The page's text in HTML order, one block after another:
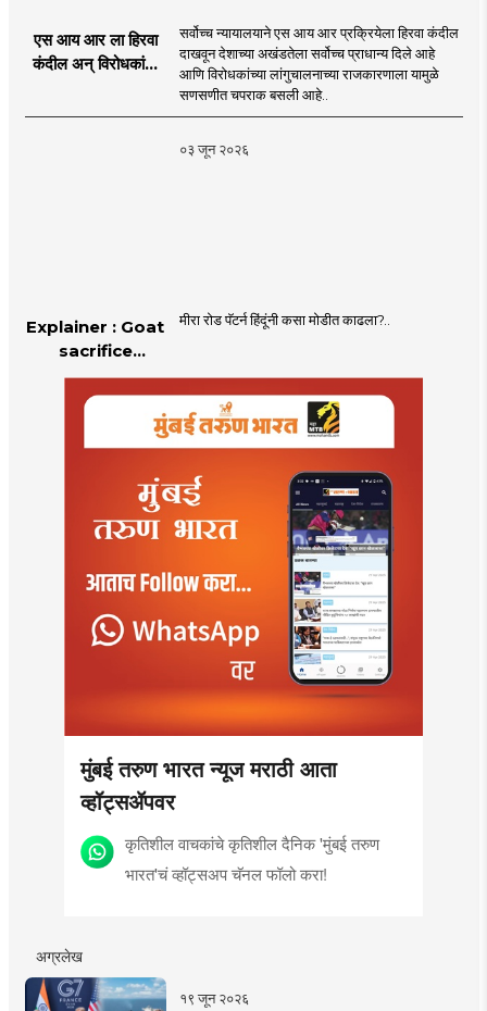
एस आय आर ला हिरवा
कंदील अन् विरोधकांना
सर्वोच्च न्यायालयाने एस आय आर प्रक्रियेला हिरवा कंदील
दाखवून देशाच्या अखंडतेला सर्वोच्च प्राधान्य दिले आहे
आणि विरोधकांच्या लांगुचालनाच्या राजकारणाला यामुळे
सणसणीत चपराक बसली आहे..
०३ जून २०२६
Explainer : Goat
sacrifice
controversy in
Mumbai |
मीरा रोड पॅटर्न हिंदूंनी कसा मोडीत काढला?..
मुंबई तरुण भारत न्यूज मराठी आता
व्हॉट्सॲपवर
कृतिशील वाचकांचे कृतिशील दैनिक 'मुंबई तरुण
भारत'चं व्हॉट्सअप चॅनल फॉलो करा!
अग्रलेख
१९ जून २०२६